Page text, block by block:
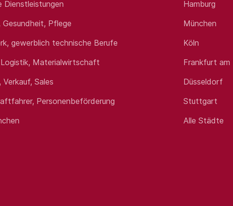
Dienstleistungen
Gesundheit, Pflege
gewerblich technische Berufe
Logistik, Materialwirtschaft
Sales
Personenbeförderung
Hamburg
München
Köln
Frankfurt am
Düsseldorf
Stuttgart
Alle Städte